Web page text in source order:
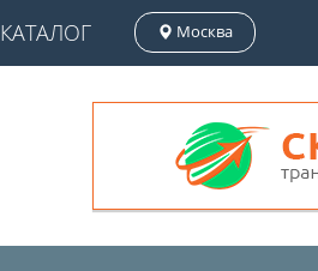
КАТАЛОГ Москва